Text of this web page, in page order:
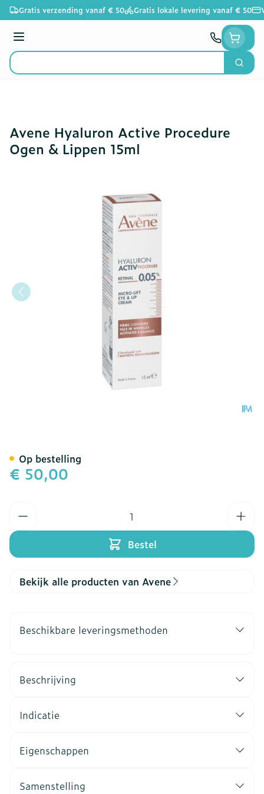
Ga naar de inhoud
Gratis verzending vanaf € 50 Gratis lokale levering vanaf € 50
Menu
Product, merk, categorie...
Zoek
Avene Hyaluron Active Procedure
Ogen & Lippen 15ml
€ 50,00
Bestel
Op bestelling
Bekijk alle producten van Avene
Beschikbare leveringsmethoden
Beschrijving
Indicatie
Eigenschappen
Samenstelling